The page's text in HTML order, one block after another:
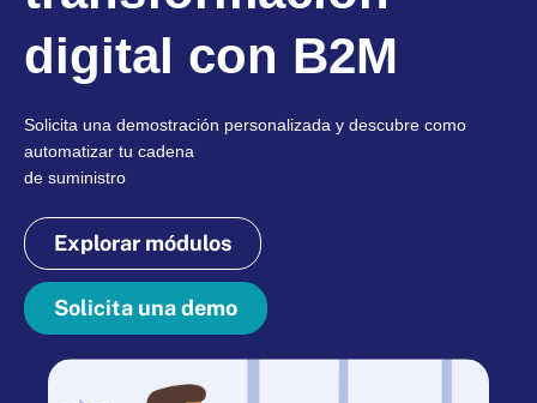
digital con B2M
Solicita una demostración personalizada y descubre como
automatizar tu cadena
de suministro
Explorar módulos
Solicita una demo